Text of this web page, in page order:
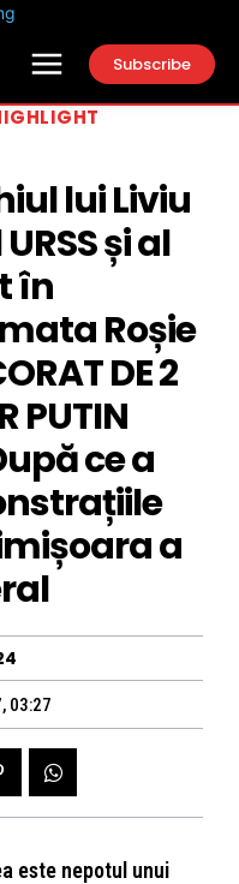
Subscribe
lui Liviu
și al
în
Roșie
DE 2
PUTIN
ce a
a
03:27
este nepotul unui